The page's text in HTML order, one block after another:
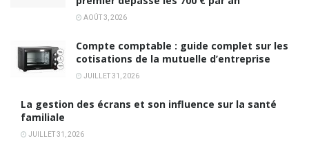
AOÛT 3, 2026
Compte comptable : guide complet sur les
cotisations de la mutuelle d’entreprise
JUILLET 31, 2026
La gestion des écrans et son influence sur la santé
familiale
JUILLET 31, 2026